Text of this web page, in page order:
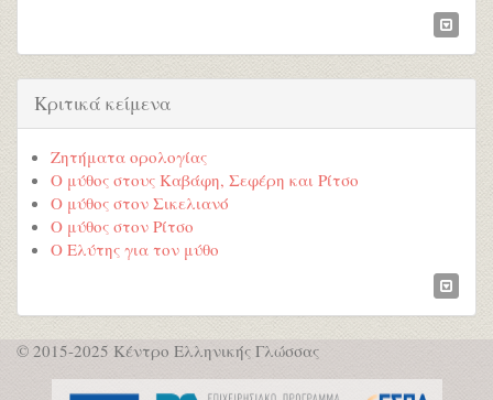
Κριτικά κείμενα
Ζητήματα ορολογίας
Ο μύθος στους Καβάφη, Σεφέρη και Ρίτσο
Ο μύθος στον Σικελιανό
Ο μύθος στον Ρίτσο
Ο Ελύτης για τον μύθο
© 2015-2025 Κέντρο Ελληνικής Γλώσσας